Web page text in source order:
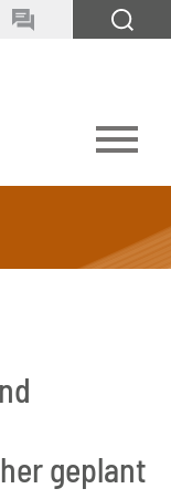
Dokumenttypen
geplant